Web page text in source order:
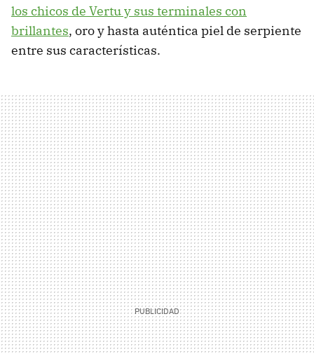
los chicos de Vertu y sus terminales con
brillantes, oro y hasta auténtica piel de serpiente
entre sus características.